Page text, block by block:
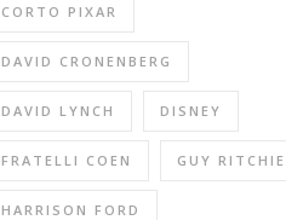
CORTO PIXAR
DAVID CRONENBERG
DAVID LYNCH DISNEY
FRATELLI COEN GUY RITCHIE
HARRISON FORD